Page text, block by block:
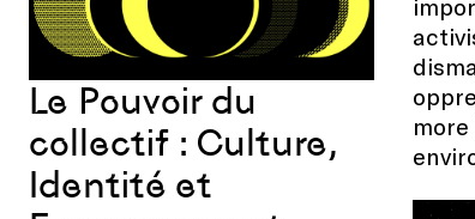
Le Pouvoir du
collectif : Culture,
Identité et